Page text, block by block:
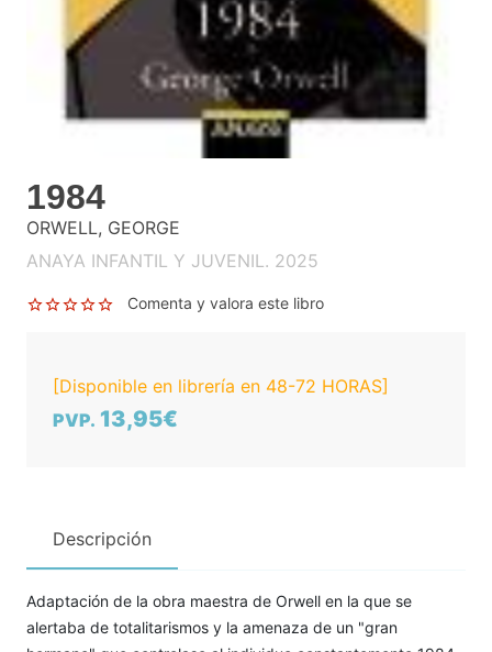
1984
ORWELL, GEORGE
ANAYA INFANTIL Y JUVENIL. 2025
Comenta y valora este libro
[Disponible en librería en 48-72 HORAS]
PVP. 13,95€
Descripción
Adaptación de la obra maestra de Orwell en la que se
alertaba de totalitarismos y la amenaza de un "gran